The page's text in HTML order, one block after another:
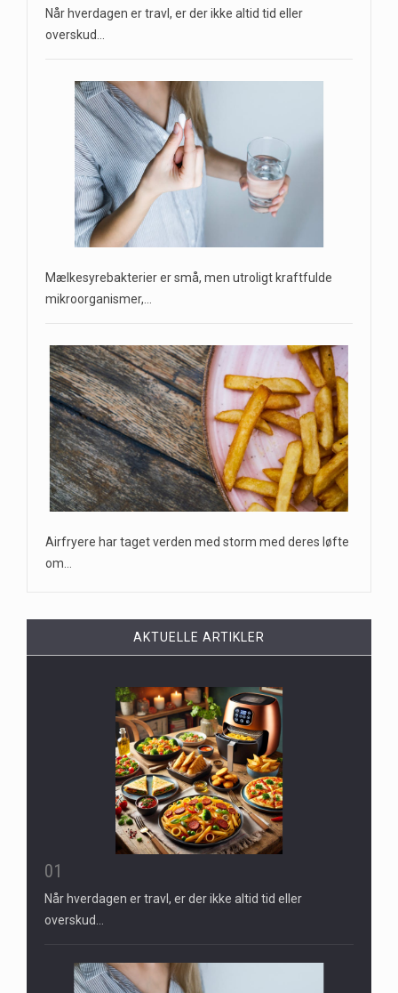
Når hverdagen er travl, er der ikke altid tid eller
overskud…
Mælkesyrebakterier er små, men utroligt kraftfulde
mikroorganismer,…
Airfryere har taget verden med storm med deres løfte
om…
AKTUELLE ARTIKLER
01
Når hverdagen er travl, er der ikke altid tid eller
overskud…